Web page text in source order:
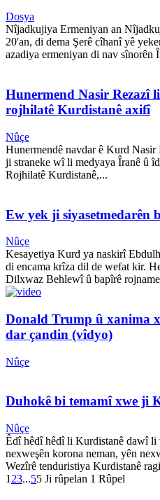
Dosya
Nîjadkujiya Ermeniyan an
20'an, di dema Şerê cîhanî yê
azadiya ermeniyan di nav sînorên
Hunermend Nasir Rezazî
rojhilatê Kurdistanê axifî
Nûçe
Hunermendê navdar ê Kurd Nasir
ji straneke wî li medyaya Îranê û
Rojhilatê Kurdistanê,...
Ew yek ji siyasetmedarên
Nûçe
Kesayetiya Kurd ya naskirî
di encama krîza dil de wefat kir.
Dilxwaz Behlewî û bapîrê
Donald Trump û xanima
dar çandin (vîdyo)
Nûçe
Duhokê bi temamî xwe ji
Nûçe
Êdî hêdî hêdî li Kurdistanê dawî
nexweşên korona neman, yên
Wezîrê tenduristiya Kurdistanê
1 23...55 Ji rûpelan 1 Rûpel